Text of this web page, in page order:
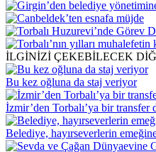
İLGİNİZİ ÇEKEBİLECEK
Bu kez oğluna da staj veriyor
İzmir’den Torbalı’ya bir transfer
Belediye, hayırseverlerin